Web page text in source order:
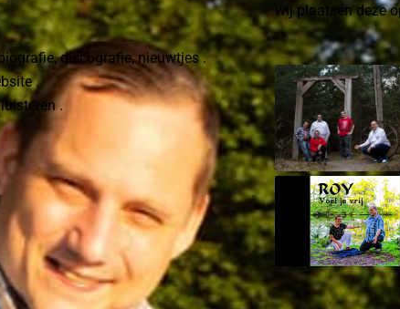
discografie, nieuwtjes .
.
.
wij plaatsen deze